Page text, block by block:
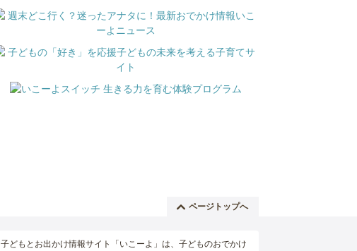
ページトップへ
子どもとお出かけ情報サイト「いこーよ」は、子どものおでかけ